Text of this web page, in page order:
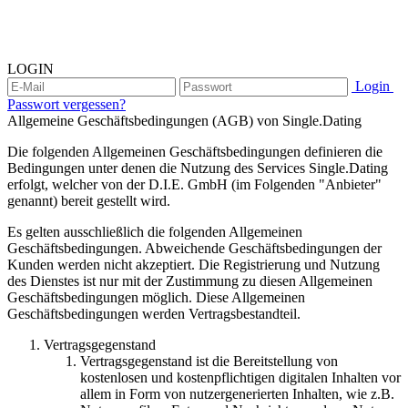
LOGIN
Login
Passwort vergessen?
Allgemeine Geschäftsbedingungen (AGB) von Single.Dating
Die folgenden Allgemeinen Geschäftsbedingungen definieren die
Bedingungen unter denen die Nutzung des Services Single.Dating
erfolgt, welcher von der D.I.E. GmbH (im Folgenden "Anbieter"
genannt) bereit gestellt wird.
Es gelten ausschließlich die folgenden Allgemeinen
Geschäftsbedingungen. Abweichende Geschäftsbedingungen der
Kunden werden nicht akzeptiert. Die Registrierung und Nutzung
des Dienstes ist nur mit der Zustimmung zu diesen Allgemeinen
Geschäftsbedingungen möglich. Diese Allgemeinen
Geschäftsbedingungen werden Vertragsbestandteil.
Vertragsgegenstand
Vertragsgegenstand ist die Bereitstellung von
kostenlosen und kostenpflichtigen digitalen Inhalten vor
allem in Form von nutzergenerierten Inhalten, wie z.B.